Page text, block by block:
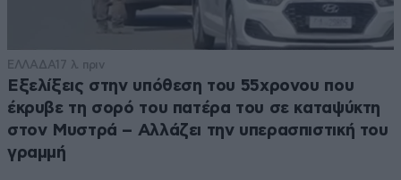
ΕΛΛΑΔΑ17 λ. πριν
Εξελίξεις στην υπόθεση του 55χρονου που
έκρυβε τη σορό του πατέρα του σε καταψύκτη
στον Μυστρά – Αλλάζει την υπερασπιστική του
γραμμή